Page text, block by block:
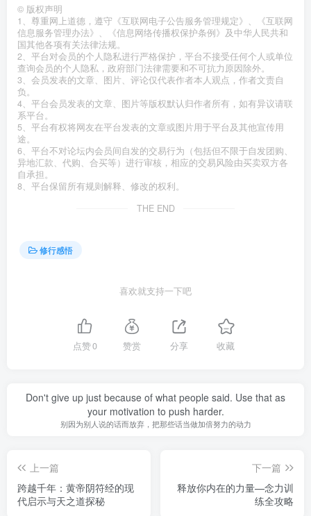
© 版权声明
1、尊重网上道德，遵守《互联网电子公告服务管理规定》、《互联网
信息服务管理办法》、《信息网络传播权保护条例》及中华人民共和
国其他各项有关法律法规。
2、平台对会员的个人隐私进行严格保护，平台不接受任何个人或单位
查询会员的个人隐私，政府部门法律需要和不可抗力原因除外。
3、会员发表的文章、图片、评论仅代表作者本人观点，作者文责自
负。
4、平台会员发表的文章、图片等版权默认归作者所有，如有异议请联
系平台。
5、平台有权将网友在平台发表的文章或图片用于平台及其他宣传用
途。
6、平台不对论坛内会员间自发的交易行为（包括但不限于自发团购、
异地汇款、代购、合买等）进行审核，相应的交易风险由买卖双方各
自承担。
8、平台保留所有规则解释、修改的权利。
THE END
修行感悟
喜欢就支持一下吧
点赞0 赞赏 分享 收藏
Don't give up just because of what people said. Use that as
your motivation to push harder.
别因为别人说的话而放弃，把那些话当做加倍努力的动力
上一篇
跨越千年：黄帝阴符经的现
代启示与天之道探秘
下一篇
释放你内在的力量—念力训
练全攻略